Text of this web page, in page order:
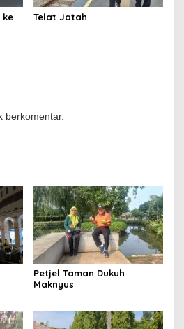
ke
Telat Jatah
berkomentar.
Petjel Taman Dukuh
Maknyus